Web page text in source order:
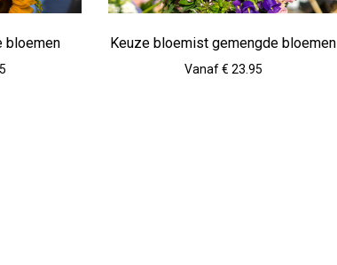
bloemen Keuze bloemist gemengde bloemen
Vanaf € 23.95